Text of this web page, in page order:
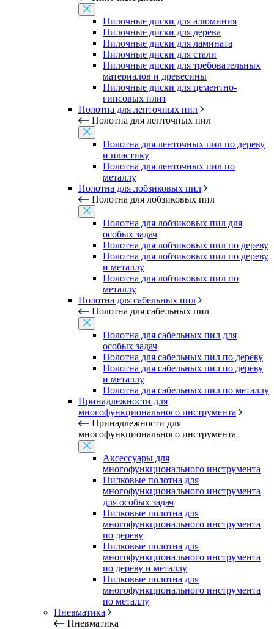
Пилочные диски для алюминия
Пилочные диски для дерева
Пилочные диски для ламината
Пилочные диски для стали
Пилочные диски для требовательных
материалов и древесины
Пилочные диски для цементно-
гипсовых плит
Полотна для ленточных пил
Полотна для ленточных пил
Полотна для ленточных пил по дереву
и пластику
Полотна для ленточных пил по
металлу
Полотна для лобзиковых пил
Полотна для лобзиковых пил
Полотна для лобзиковых пил для
особых задач
Полотна для лобзиковых пил по дереву
Полотна для лобзиковых пил по дереву
и металлу
Полотна для лобзиковых пил по
металлу
Полотна для сабельных пил
Полотна для сабельных пил
Полотна для сабельных пил для
особых задач
Полотна для сабельных пил по дереву
Полотна для сабельных пил по дереву
и металлу
Полотна для сабельных пил по металлу
Принадлежности для
многофункционального инструмента
Принадлежности для
многофункционального инструмента
Аксессуары для
многофункционального инструмента
Пилковые полотна для
многофункционального инструмента
для особых задач
Пилковые полотна для
многофункционального инструмента
по дереву
Пилковые полотна для
многофункционального инструмента
по дереву и металлу
Пилковые полотна для
многофункционального инструмента
по металлу
Пневматика
Пневматика